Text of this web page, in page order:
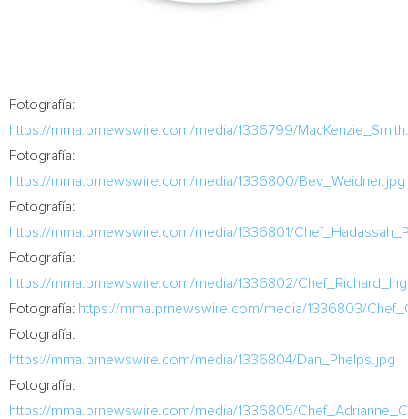
Fotografía:
https://mma.prnewswire.com/media/1336799/
Fotografía:
https://mma.prnewswire.com/media/1336800/Bev_Weidner.jpg
Fotografía:
https://mma.prnewswire.com/media/1336801/
Fotografía:
https://mma.prnewswire.com/media/1336802/
Fotografía: https://mma.prnewswire.com/media/1336803/
Fotografía:
https://mma.prnewswire.com/media/1336804/Dan_Phelps.jpg
Fotografía:
https://mma.prnewswire.com/media/1336805/